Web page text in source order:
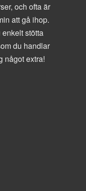
och ofta är
att gå ihop.
stötta
du handlar
något extra!